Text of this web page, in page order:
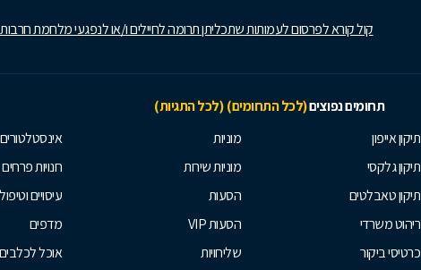
קול קורא לפרסום לעמותות שתכליתן תרומה לחיילים ו/או לנפגעי מלחמת
תחומים נפוצים(לכל התחומים) (לכל התגיות)
תיקון אייפון
תיקון גלקסי
תיקון טאבלטים
ריהוט משרדי
כרטיסי ביקור
מוניות
מוניות שירות
הסעות
הסעות VIP
שליחויות
אינסטלטורים
חנויות פרחים
עיסויים
מדפים
אוכל לכלבים